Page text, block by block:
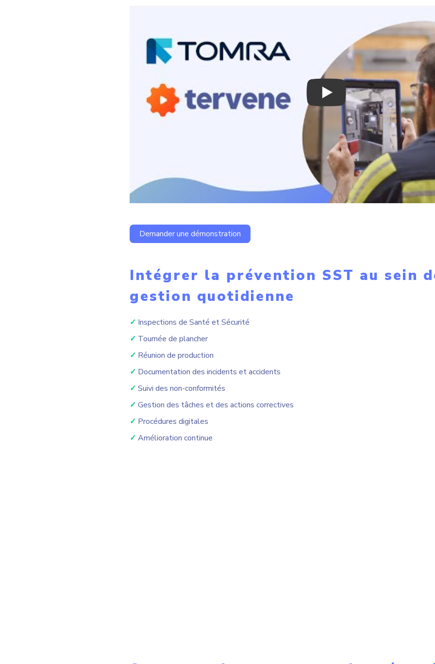
Demander une démonstration
Intégrer la prévention SST au sein
gestion quotidienne
✓ Inspections de Santé et Sécurité
✓ Tournée de plancher
✓ Réunion de production
✓ Documentation des incidents et accidents
✓ Suivi des non-conformités
✓ Gestion des tâches et des actions correctives
✓ Procédures digitales
✓ Amélioration continue